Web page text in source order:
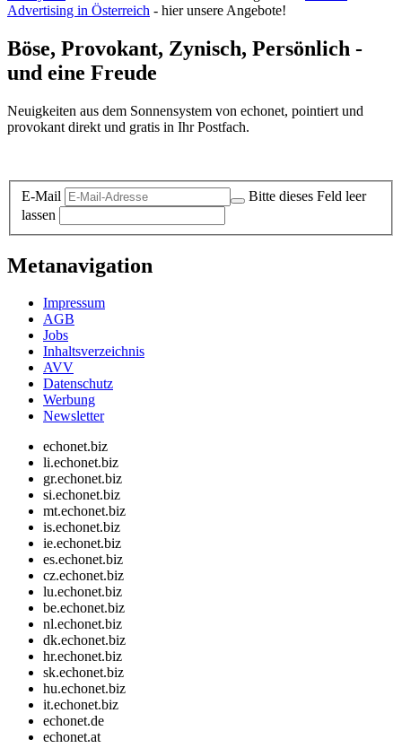
Advertising in Österreich - hier unsere Angebote!
Böse, Provokant, Zynisch, Persönlich -
und eine Freude
Neuigkeiten aus dem Sonnensystem von echonet, pointiert und
provokant direkt und gratis in Ihr Postfach.
E-Mail
Bitte dieses Feld leer
lassen
Metanavigation
Impressum
AGB
Jobs
Inhaltsverzeichnis
AVV
Datenschutz
Werbung
Newsletter
echonet.biz
li.echonet.biz
gr.echonet.biz
si.echonet.biz
mt.echonet.biz
is.echonet.biz
ie.echonet.biz
es.echonet.biz
cz.echonet.biz
lu.echonet.biz
be.echonet.biz
nl.echonet.biz
dk.echonet.biz
hr.echonet.biz
sk.echonet.biz
hu.echonet.biz
it.echonet.biz
echonet.de
echonet.at